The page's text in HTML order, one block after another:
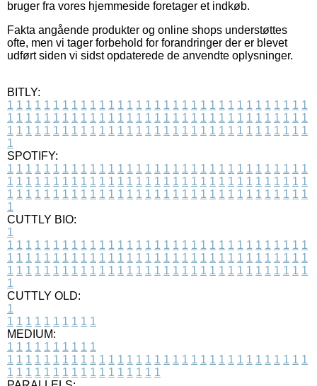
bruger fra vores hjemmeside foretager et indkøb.
Fakta angående produkter og online shops understøttes
ofte, men vi tager forbehold for forandringer der er blevet
udført siden vi sidst opdaterede de anvendte oplysninger.
BITLY:
1 1 1 1 1 1 1 1 1 1 1 1 1 1 1 1 1 1 1 1 1 1 1 1 1 1 1 1 1 1 1 1 1
1 1 1 1 1 1 1 1 1 1 1 1 1 1 1 1 1 1 1 1 1 1 1 1 1 1 1 1 1 1 1 1 1
1 1 1 1 1 1 1 1 1 1 1 1 1 1 1 1 1 1 1 1 1 1 1 1 1 1 1 1 1 1 1 1 1
1
SPOTIFY:
1 1 1 1 1 1 1 1 1 1 1 1 1 1 1 1 1 1 1 1 1 1 1 1 1 1 1 1 1 1 1 1 1
1 1 1 1 1 1 1 1 1 1 1 1 1 1 1 1 1 1 1 1 1 1 1 1 1 1 1 1 1 1 1 1 1
1 1 1 1 1 1 1 1 1 1 1 1 1 1 1 1 1 1 1 1 1 1 1 1 1 1 1 1 1 1 1 1 1
1
CUTTLY BIO:
1
1 1 1 1 1 1 1 1 1 1 1 1 1 1 1 1 1 1 1 1 1 1 1 1 1 1 1 1 1 1 1 1 1
1 1 1 1 1 1 1 1 1 1 1 1 1 1 1 1 1 1 1 1 1 1 1 1 1 1 1 1 1 1 1 1 1
1 1 1 1 1 1 1 1 1 1 1 1 1 1 1 1 1 1 1 1 1 1 1 1 1 1 1 1 1 1 1 1 1
1
CUTTLY OLD:
1
1 1 1 1 1 1 1 1 1 1
MEDIUM:
1 1 1 1 1 1 1 1 1 1
1 1 1 1 1 1 1 1 1 1 1 1 1 1 1 1 1 1 1 1 1 1 1 1 1 1 1 1 1 1 1 1 1
1 1 1 1 1 1 1 1 1 1 1 1 1 1 1 1 1